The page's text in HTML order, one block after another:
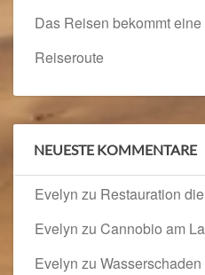
Das Reisen bekommt
Reiseroute
NEUESTE KOMMENTARE
Evelyn zu Restauration
Evelyn zu Cannobio am
Evelyn zu